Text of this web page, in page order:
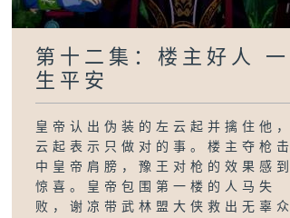
第十二集：楼主好人 一
生平安
皇帝认出伪装的左云起并擒住他，
云起表示只做对的事。楼主夺枪击
中皇帝肩膀，豫王对枪的效果感到
惊喜。皇帝包围第一楼的人马失
败，谢凉带武林盟大侠救出无辜众